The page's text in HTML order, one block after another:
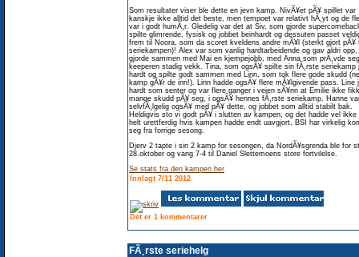
Som resultater viser ble dette en jevn kamp. NivÃ¥et pÃ¥ spillet var
kanskje ikke alltid det beste, men tempoet var relativt hÃ¸yt og de
var i godt humÃ¸r. Gledelig var det at Siv, som gjorde
spilte glimrende, fysisk og jobbet beinhardt og dessuten passet
frem til Noora, som da scoret kveldens andre mÃ¥l (sterkt gjort pÃ¥
seriekampen)! Alex var som vanlig hardtarbeidende og gav aldri opp,
gjorde sammen med Mai en kjempejobb, med Anna som prÃ¸vde
keeperen stadig vekk. Tina, som ogsÃ¥ spilte sin fÃ¸rste seriekamp
hardt og spilte godt sammen med Linn, som tok flere gode skudd
kamp gÃ¥r de inn!). Linn hadde ogsÃ¥ flere mÃ¥lgivende pass. Line
hardt som senter og var flere ganger i veien sÃ¥nn at Emilie ikke
mange skudd pÃ¥ seg, i ogsÃ¥ hennes fÃ¸rste seriekamp. Hanne
selvfÃ¸lgelig ogsÃ¥ med pÃ¥ dette, og jobbet som alltid stabilt bak.
Heldigvis sto vi godt pÃ¥ i slutten av kampen, og det hadde vel ikke
helt urettferdig hvis kampen hadde endt uavgjort, BSI har virkelig
seg fra forrige sesong.
Djerv 2 tapte i sin 2 kamp for sesongen, da NordÃ¥sgrenda ble for
28.oktober og vang 7-4 til Daniel Slettemoens store fortvilelse.
Se stats fra den kampen her
Innlagt 7/11 2012
Det er 1 kommentarer
FÃ¸rste seriehelg